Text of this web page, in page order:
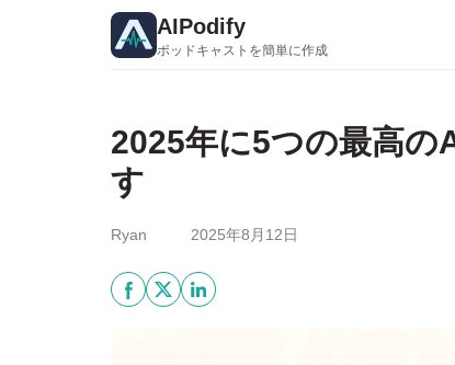
AIPodify
ポッドキャストを簡単に作成
2025年に5つの最高の
す
Ryan 2025年8月12日